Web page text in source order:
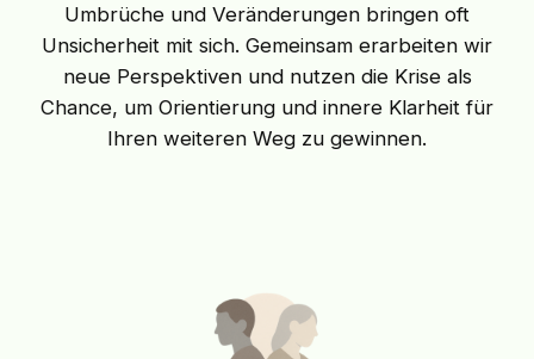
Umbrüche und Veränderungen bringen oft
Unsicherheit mit sich. Gemeinsam erarbeiten wir
neue Perspektiven und nutzen die Krise als
Chance, um Orientierung und innere Klarheit für
Ihren weiteren Weg zu gewinnen.